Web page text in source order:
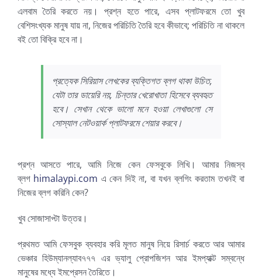
এলবাম তৈরি করতে নয়। প্রশ্ন হতে পারে, এসব প্লাটফরমে তো খুব
বেশিসংখ্যক মানুষ যায় না, নিজের পরিচিতি তৈরি হবে কীভাবে; পরিচিতি না থাকলে
বই তো বিক্রি হবে না।
প্রত্যেক সিরিয়াস লেখকের ব্যক্তিগত ব্লগ থাকা উচিত,
যেটা তার ডায়েরি নয়, চিন্তার খেরোখাতা হিসেবে ব্যবহৃত
হবে। সেখান থেকে ভালো মনে হওয়া লেখাগুলো সে
সোস্যাল নেটওয়ার্ক প্লাটফরমে শেয়ার করবে।
প্রশ্ন আসতে পারে, আমি নিজে কেন ফেসবুকে লিখি। আমার নিজস্ব
ব্লগ himalaypi.com এ কেন দিই না, বা যখন ব্লগিং করতাম তখনই বা
নিজের ব্লগ করিনি কেন?
খুব সোজাসাপ্টা উত্তর।
প্রথমত আমি ফেসবুক ব্যবহার করি মূলত মানুষ নিয়ে রিসার্চ করতে আর আমার
ভেঞ্চার হিউম্যানল্যাব৭৭৭ এর ভ্যালু প্রোপজিশন আর ইমপ্যাক্ট সম্বন্ধে
মানুষের মধ্যে ইমপ্রেসন তৈরিতে।